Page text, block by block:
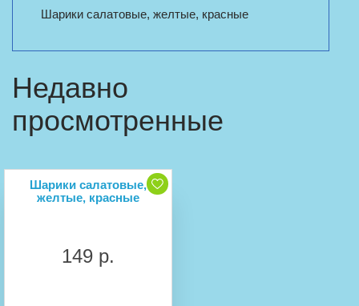
Шарики салатовые, желтые, красные
Недавно
просмотренные
Шарики салатовые,
желтые, красные
149 р.